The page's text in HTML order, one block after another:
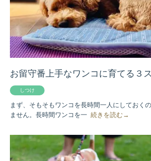
お留守番上手なワンコに育てる３
しつけ
まず、そもそもワンコを長時間一人にしておく
ません。長時間ワンコを一 続きを読む→